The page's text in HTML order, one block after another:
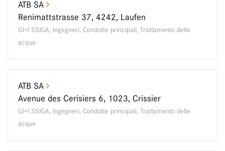
ATB SA
Renimattstrasse 37, 4242, Laufen
GI+I SSIGA, Ingegneri, Condotte principali, Trattamento delle
acque
ATB SA
Avenue des Cerisiers 6, 1023, Crissier
GI+I SSIGA, Ingegneri, Condotte principali, Trattamento delle
acque